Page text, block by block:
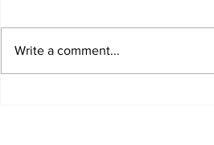
Write a comment...